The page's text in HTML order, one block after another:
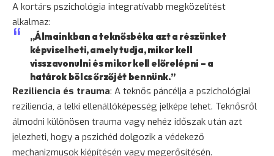
A kortárs pszichológia integratívabb megközelítést
alkalmaz:
„Álmainkban a teknősbéka azt a részünket
képviselheti, amely tudja, mikor kell
visszavonulni és mikor kell előrelépni – a
határok bölcs őrzőjét bennünk.”
Reziliencia és trauma: A teknős páncélja a pszichológiai
reziliencia, a lelki ellenállóképesség jelképe lehet. Teknősről
álmodni különösen trauma vagy nehéz időszak után azt
jelezheti, hogy a pszichéd dolgozik a védekező
mechanizmusok kiépítésén vagy megerősítésén.